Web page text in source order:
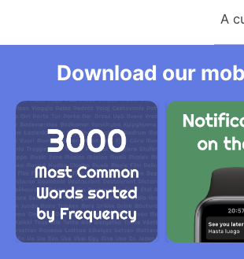
A
Download our